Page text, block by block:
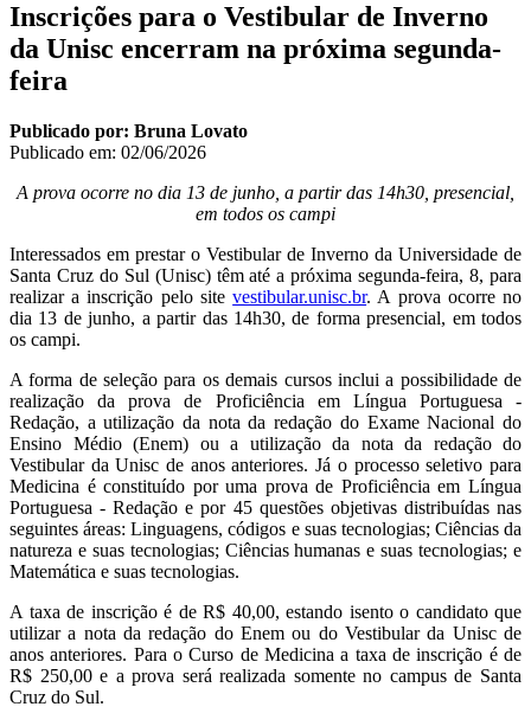
Inscrições para o Vestibular de Inverno
da Unisc encerram na próxima segunda-
feira
Publicado por: Bruna Lovato
Publicado em: 02/06/2026
A prova ocorre no dia 13 de junho, a partir das 14h30, presencial,
em todos os campi
Interessados em prestar o Vestibular de Inverno da Universidade de
Santa Cruz do Sul (Unisc) têm até a próxima segunda-feira, 8, para
realizar a inscrição pelo sitevestibular.unisc.br. A prova ocorre no
dia 13 de junho, a partir das 14h30, de forma presencial, em todos
os campi.
A forma de seleção para os demais cursos inclui a possibilidade de
realização da prova de Proficiência em Língua Portuguesa -
Redação, a utilização da nota da redação do Exame Nacional do
Ensino Médio (Enem) ou a utilização da nota da redação do
Vestibular da Unisc de anos anteriores. Já o processo seletivo para
Medicina é constituído por uma prova de Proficiência em Língua
Portuguesa - Redação e por 45 questões objetivas distribuídas nas
seguintes áreas: Linguagens, códigos e suas tecnologias; Ciências da
natureza e suas tecnologias; Ciências humanas e suas tecnologias; e
Matemática e suas tecnologias.
A taxa de inscrição é de R$ 40,00, estando isento o candidato que
utilizar a nota da redação do Enem ou do Vestibular da Unisc de
anos anteriores. Para o Curso de Medicina a taxa de inscrição é de
R$ 250,00 e a prova será realizada somente no campus de Santa
Cruz do Sul.